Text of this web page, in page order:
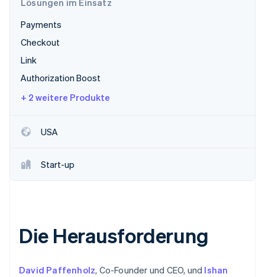
Lösungen im Einsatz
Payments
Checkout
Link
Authorization Boost
+ 2 weitere Produkte
USA
Start-up
Die Herausforderung
David Paffenholz, Co-Founder und CEO, und Ishan